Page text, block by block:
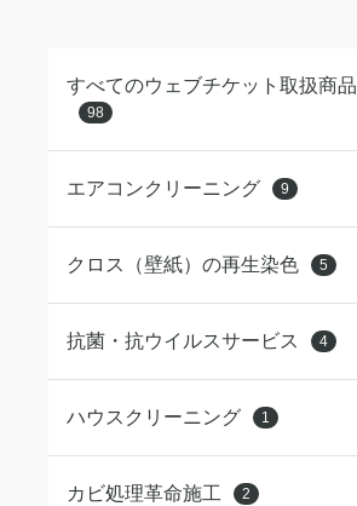
すべてのウェブチケット取扱商品
98
エアコンクリーニング 9
クロス（壁紙）の再生染色 5
抗菌・抗ウイルスサービス 4
ハウスクリーニング 1
カビ処理革命施工 2